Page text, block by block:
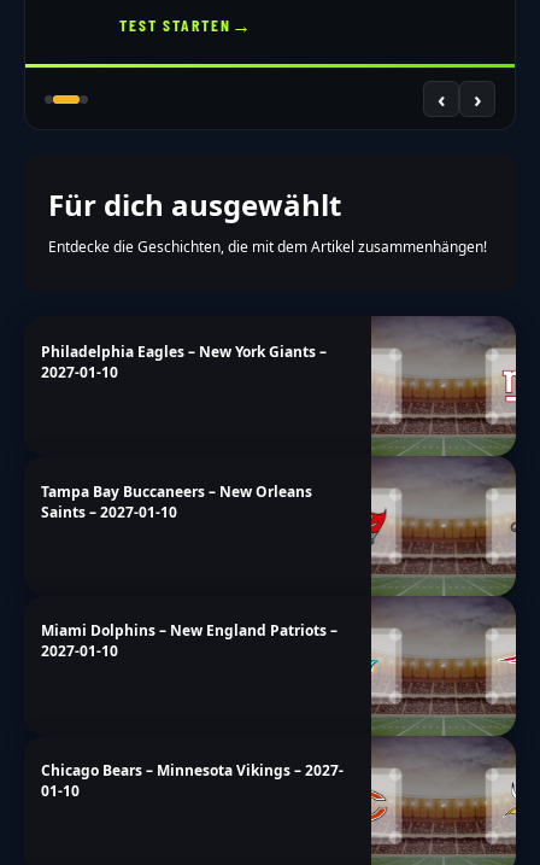
TEST STARTEN →
‹ ›
Für dich ausgewählt
Entdecke die Geschichten, die mit dem Artikel zusammenhängen!
Philadelphia Eagles – New York Giants –
2027-01-10
Tampa Bay Buccaneers – New Orleans
Saints – 2027-01-10
Miami Dolphins – New England Patriots –
2027-01-10
Chicago Bears – Minnesota Vikings – 2027-
01-10